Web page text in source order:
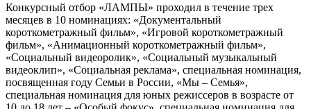
Конкурсный отбор «ЛАМПЫ» проходил в течение трех
месяцев в 10 номинациях: «Документальный
короткометражный фильм», «Игровой короткометражный
фильм», «Анимационный короткометражный фильм»,
«Социальный видеоролик», «Социальный музыкальный
видеоклип», «Социальная реклама», специальная номинация,
посвященная году Семьи в России, «Мы – Семья»,
специальная номинация для юных режиссеров в возрасте от